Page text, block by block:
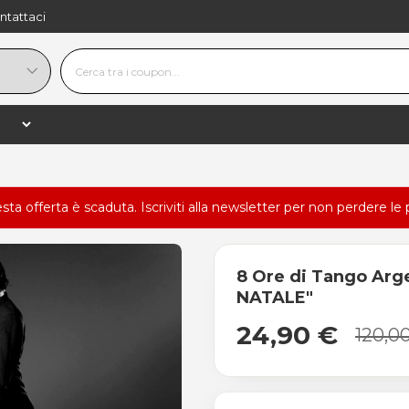
offerta è scaduta. Iscriviti alla newsletter per non perdere le
8 Ore di Tango
NATALE"
24,90 €